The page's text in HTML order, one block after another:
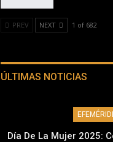
PREV NEXT 1 of 682
ÚLTIMAS NOTICIAS
Día De La Mujer 2025: